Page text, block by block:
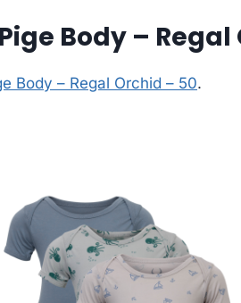
Body – Regal
Body – Regal Orchid – 50.